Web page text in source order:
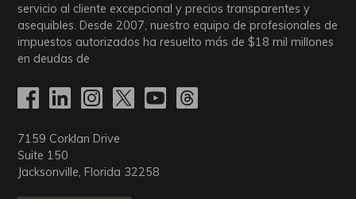
servicio al cliente excepcional y precios transparentes y
asequibles. Desde 2007, nuestro equipo de profesionales de
impuestos autorizados ha resuelto más de$18 mil millones
en deudas de
7159 Corklan Drive
Suite 150
Jacksonville, Florida 32258